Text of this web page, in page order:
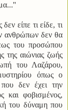
είπε τι είδε, τι
ανθρώπων δεν θα
του προσώπου
της αιώνιας ζωής
του Λαζάρου,
όπως ο
δεν έχει την
και φοβισμένος,
του δύναμη που